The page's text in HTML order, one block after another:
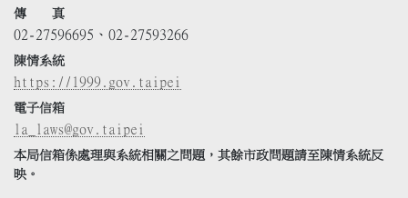
傳 真
02-27596695、02-27593266
陳情系統
https://1999.gov.taipei
電子信箱
la_laws@gov.taipei
本局信箱係處理與系統相關之問題，其餘市政問題請至陳情系統反
映。